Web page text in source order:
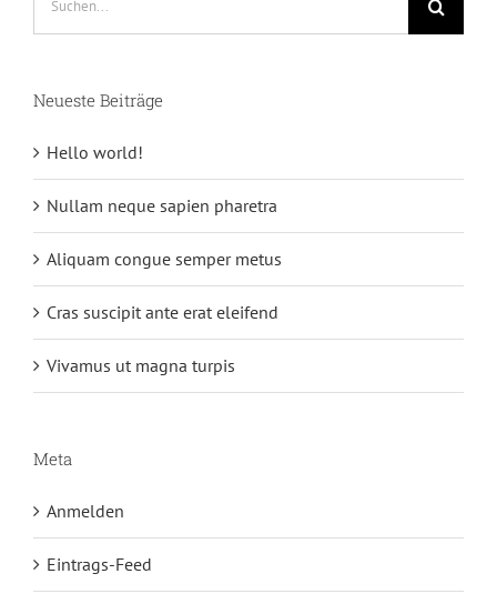
Neueste Beiträge
Hello world!
Nullam neque sapien pharetra
Aliquam congue semper metus
Cras suscipit ante erat eleifend
Vivamus ut magna turpis
Meta
Anmelden
Eintrags-Feed